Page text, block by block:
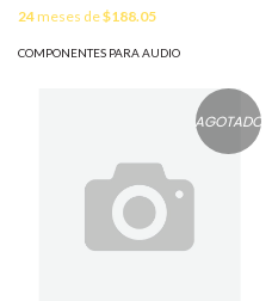
24meses de$188.05
COMPONENTES PARA AUDIO
AGOTADO